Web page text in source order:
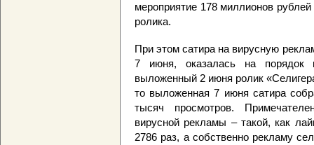
мероприятие 178 миллионов
ролика.
При этом сатира на вирусную
7 июня, оказалась на порядок
выложенный 2 июня ролик
то выложенная 7 июня сатира
тысяч просмотров.
вирусной рекламы – такой, как
2786 раз, а собственно рекламу